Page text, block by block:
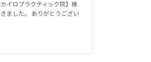
イロプラクティック院】様
ました。 ありがとうござい